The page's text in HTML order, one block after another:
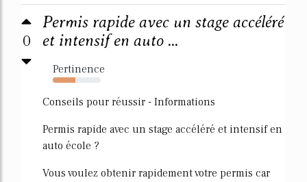
0
Permis rapide avec un stage accéléré
et intensif en auto ...
Pertinence
47%
Conseils pour réussir - Informations
Permis rapide avec un stage accéléré et intensif en
auto école ?
Vous voulez obtenir rapidement votre permis car